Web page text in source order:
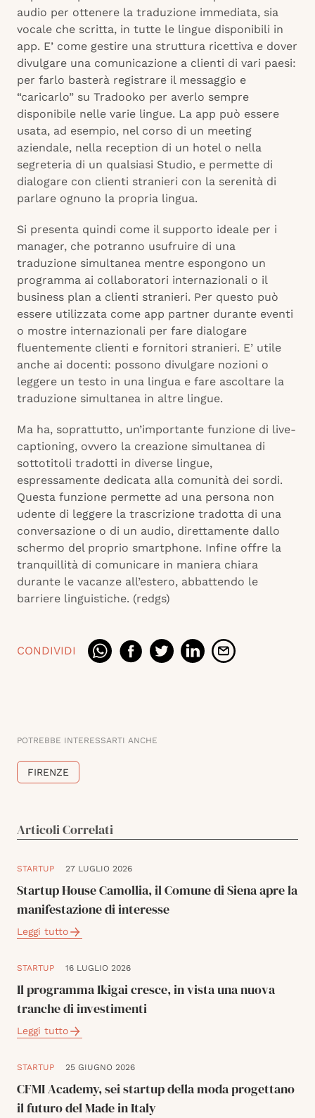
audio per ottenere la traduzione immediata, sia
vocale che scritta, in tutte le lingue disponibili in
app. E’ come gestire una struttura ricettiva e dover
divulgare una comunicazione a clienti di vari paesi:
per farlo basterà registrare il messaggio e
“caricarlo” su Tradooko per averlo sempre
disponibile nelle varie lingue. La app può essere
usata, ad esempio, nel corso di un meeting
aziendale, nella reception di un hotel o nella
segreteria di un qualsiasi Studio, e permette di
dialogare con clienti stranieri con la serenità di
parlare ognuno la propria lingua.
Si presenta quindi come il supporto ideale per i
manager, che potranno usufruire di una
traduzione simultanea mentre espongono un
programma ai collaboratori internazionali o il
business plan a clienti stranieri. Per questo può
essere utilizzata come app partner durante eventi
o mostre internazionali per fare dialogare
fluentemente clienti e fornitori stranieri. E’ utile
anche ai docenti: possono divulgare nozioni o
leggere un testo in una lingua e fare ascoltare la
traduzione simultanea in altre lingue.
Ma ha, soprattutto, un’importante funzione di live-
captioning, ovvero la creazione simultanea di
sottotitoli tradotti in diverse lingue,
espressamente dedicata alla comunità dei sordi.
Questa funzione permette ad una persona non
udente di leggere la trascrizione tradotta di una
conversazione o di un audio, direttamente dallo
schermo del proprio smartphone. Infine offre la
tranquillità di comunicare in maniera chiara
durante le vacanze all’estero, abbattendo le
barriere linguistiche. (redgs)
CONDIVIDI
POTREBBE INTERESSARTI ANCHE
FIRENZE
Articoli Correlati
STARTUP 27 LUGLIO 2026
Startup House Camollia, il Comune di Siena apre la
manifestazione di interesse
Leggi tutto
STARTUP 16 LUGLIO 2026
Il programma Ikigai cresce, in vista una nuova
tranche di investimenti
Leggi tutto
STARTUP 25 GIUGNO 2026
CFMI Academy, sei startup della moda progettano
il futuro del Made in Italy